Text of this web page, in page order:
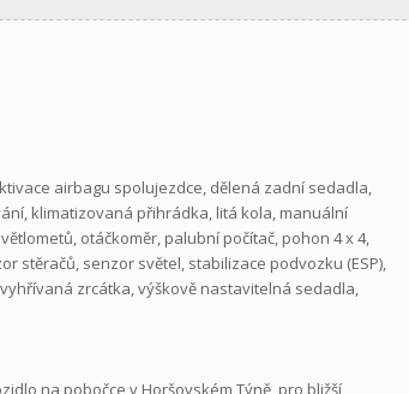
airbagu spolujezdce, dělená zadní sedadla,
klimatizovaná přihrádka, litá kola, manuální
otáčkoměr, palubní počítač, pohon 4 x 4,
stěračů, senzor světel, stabilizace podvozku (ESP),
zrcátka, výškově nastavitelná sedadla,
na pobočce v Horšovském Týně, pro bližší